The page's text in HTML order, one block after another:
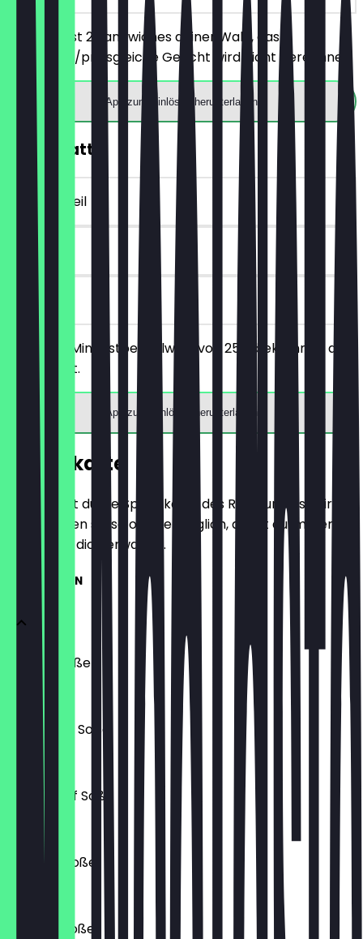
Du bestellst 2 Sandwiches deiner Wahl, das
günstigere/preisgleiche Gericht wird nicht berechnet.
App zum Einlösen herunterladen
10€ Rabatt
~10 € Vorteil
30 Tage
vor Ort
Ab einem Mindestbestellwert von 25€ bekommst du
10€ Rabatt.
App zum Einlösen herunterladen
Speisekarte
Hier findest du die Speisekarte des Restaurants. Wir
aktualisieren sie so oft wie möglich, damit du immer
weißt, was dich erwartet.
WATN SOßEN
Kräuter Soße
1,00 €
Knoblauch Soße
1,00 €
Honig-Senf Soße
Chipotle Soße
Mexican Soße